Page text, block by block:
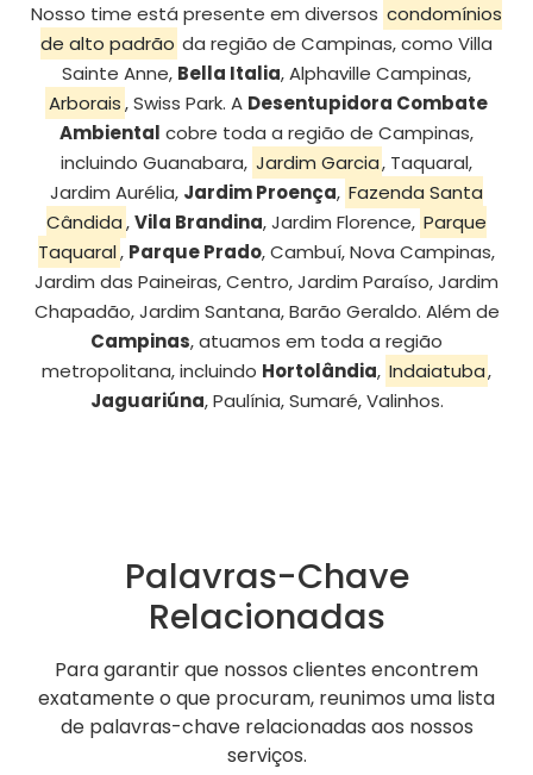
Nosso time está presente em diversos condomínios
de alto padrão da região de Campinas, como Villa
Sainte Anne, Bella Italia, Alphaville Campinas,
Arborais, Swiss Park. A Desentupidora Combate
Ambiental cobre toda a região de Campinas,
incluindo Guanabara, Jardim Garcia, Taquaral,
Jardim Aurélia, Jardim Proença, Fazenda Santa
Cândida,Vila Brandina, Jardim Florence, Parque
Taquaral, Parque Prado, Cambuí, Nova Campinas,
Jardim das Paineiras, Centro, Jardim Paraíso, Jardim
Chapadão, Jardim Santana, Barão Geraldo. Além de
Campinas, atuamos em toda a região
metropolitana, incluindo Hortolândia, Indaiatuba,
Jaguariúna, Paulínia, Sumaré, Valinhos.
Palavras-Chave
Relacionadas
Para garantir que nossos clientes encontrem
exatamente o que procuram, reunimos uma lista
de palavras-chave relacionadas aos nossos
serviços.